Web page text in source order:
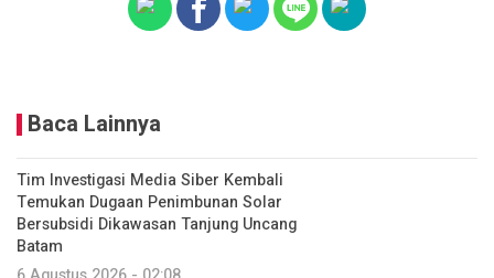
Baca Lainnya
Tim Investigasi Media Siber Kembali
Temukan Dugaan Penimbunan Solar
Bersubsidi Dikawasan Tanjung Uncang
Batam